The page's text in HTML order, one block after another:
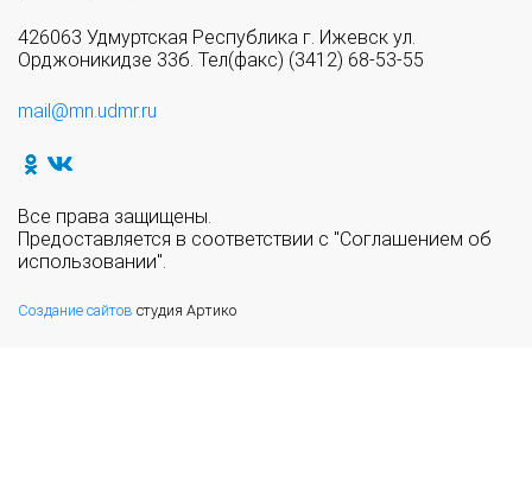
426063 Удмуртская Республика г. Ижевск ул.
Орджоникидзе 33б. Тел(факс) (3412) 68-53-55
mail@mn.udmr.ru
Все права защищены.
Предоставляется в соответствии с "Соглашением об
использовании".
Создание сайтов студия Артико